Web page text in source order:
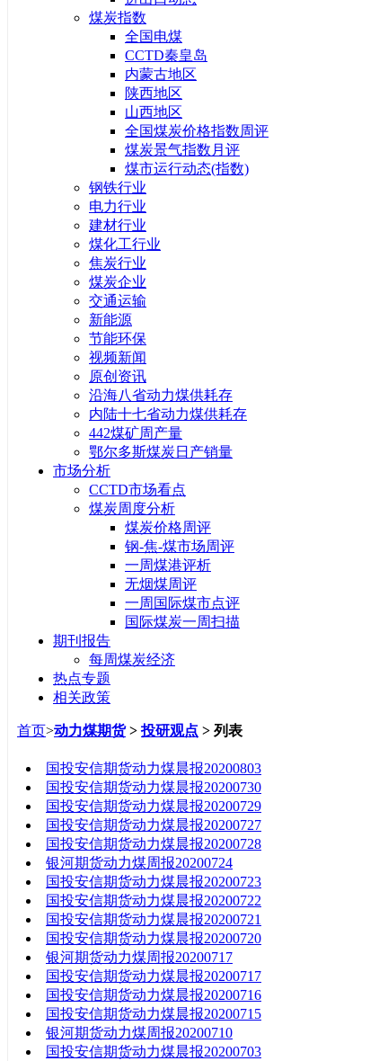
煤炭指数
全国电煤
CCTD秦皇岛
内蒙古地区
陕西地区
山西地区
全国煤炭价格指数周评
煤炭景气指数月评
煤市运行动态(指数)
钢铁行业
电力行业
建材行业
煤化工行业
焦炭行业
煤炭企业
交通运输
新能源
节能环保
视频新闻
原创资讯
沿海八省动力煤供耗存
内陆十七省动力煤供耗存
442煤矿周产量
鄂尔多斯煤炭日产销量
市场分析
CCTD市场看点
煤炭周度分析
煤炭价格周评
钢-焦-煤市场周评
一周煤港评析
无烟煤周评
一周国际煤市点评
国际煤炭一周扫描
期刊报告
每周煤炭经济
热点专题
相关政策
首页>动力煤期货>投研观点 > 列表
国投安信期货动力煤晨报20200803
国投安信期货动力煤晨报20200730
国投安信期货动力煤晨报20200729
国投安信期货动力煤晨报20200727
国投安信期货动力煤晨报20200728
银河期货动力煤周报20200724
国投安信期货动力煤晨报20200723
国投安信期货动力煤晨报20200722
国投安信期货动力煤晨报20200721
国投安信期货动力煤晨报20200720
银河期货动力煤周报20200717
国投安信期货动力煤晨报20200717
国投安信期货动力煤晨报20200716
国投安信期货动力煤晨报20200715
银河期货动力煤周报20200710
国投安信期货动力煤晨报20200703